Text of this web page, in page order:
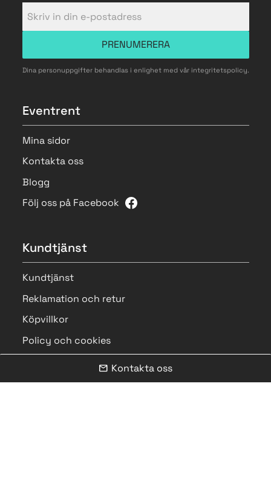
PRENUMERERA
Dina personuppgifter behandlas i enlighet med vår integritetspolicy.
Eventrent
Mina sidor
Kontakta oss
Blogg
Följ oss på Facebook
Kundtjänst
Kundtjänst
Reklamation och retur
Köpvillkor
Policy och cookies
mail Kontakta oss